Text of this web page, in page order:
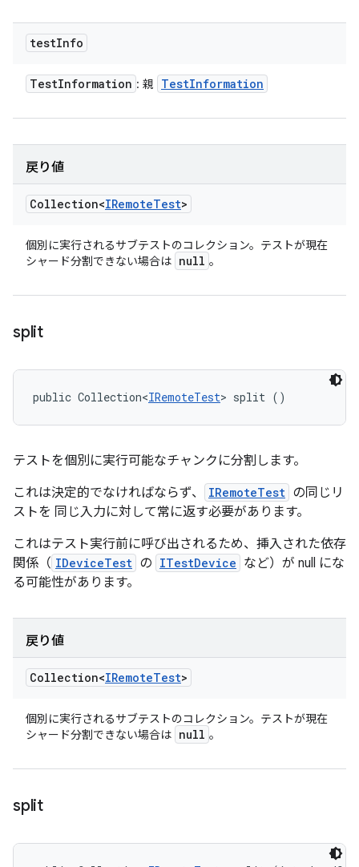
testInfo
TestInformation : 親 TestInformation
戻り値
Collection<IRemoteTest>
個別に実行されるサブテストのコレクション。テストが現在
シャード分割できない場合は null 。
split
public Collection<IRemoteTest> split ()
テストを個別に実行可能なチャンクに分割します。
これは決定的でなければならず、
IRemoteTest の同じリ
ストを 同じ入力に対して常に返す必要があります。
これはテスト実行前に呼び出されるため、挿入された依存
関係（ IDeviceTest の ITestDevice など）が null にな
る可能性があります。
戻り値
Collection<IRemoteTest>
個別に実行されるサブテストのコレクション。テストが現在
シャード分割できない場合は null 。
split